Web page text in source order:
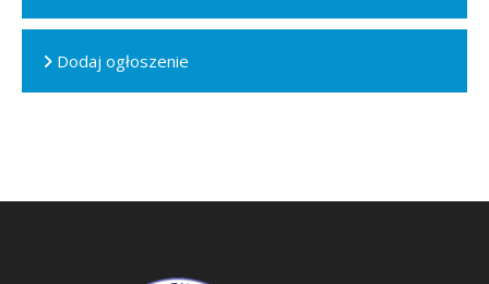
Dodaj ogłoszenie